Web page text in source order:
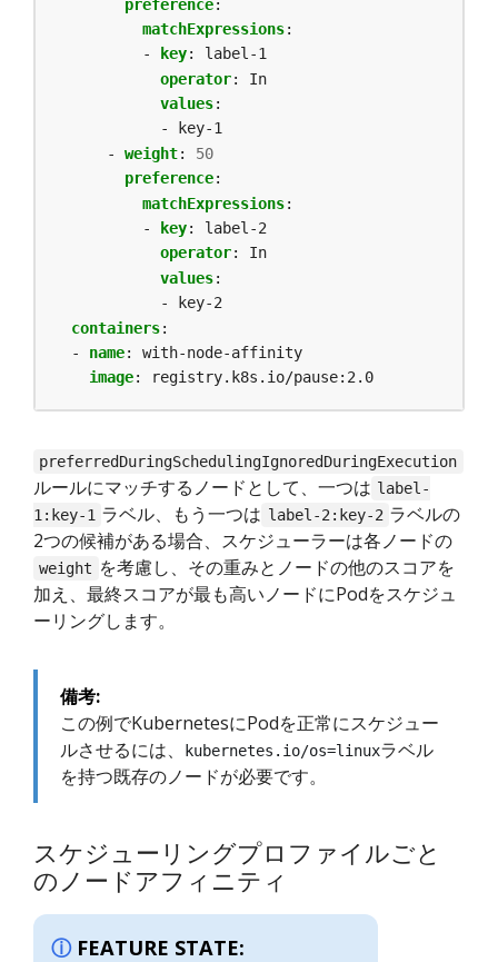
preference:
matchExpressions:
-
key:
label-1
operator:
In
values:
- key-1
- weight:
50
preference:
matchExpressions:
-
key:
label-2
operator:
In
values:
- key-2
containers:
- name:
with-node-affinity
image: registry.k8s.io/pause:2.0
preferredDuringSchedulingIgnoredDuringExecution
ルールにマッチするノードとして、一つは label-
1:key-1 ラベル、もう一つは label-2:key-2 ラベルの
2つの候補がある場合、スケジューラーは各ノードの
weight を考慮し、その重みとノードの他のスコアを
加え、最終スコアが最も高いノードにPodをスケジュ
ーリングします。
備考:
この例でKubernetesにPodを正常にスケジュー
ルさせるには、
kubernetes.io/os=linuxラベル
を持つ既存のノードが必要です。
スケジューリングプロファイルごと
のノードアフィニティ
FEATURE STATE: